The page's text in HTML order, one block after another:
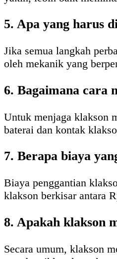
5. Apa yang harus
Jika semua langkah
oleh mekanik yang
6. Bagaimana cara
Untuk menjaga klakson
baterai dan kontak
7. Berapa biaya
Biaya penggantian
klakson berkisar antara
8. Apakah klakson
Secara umum, klakson